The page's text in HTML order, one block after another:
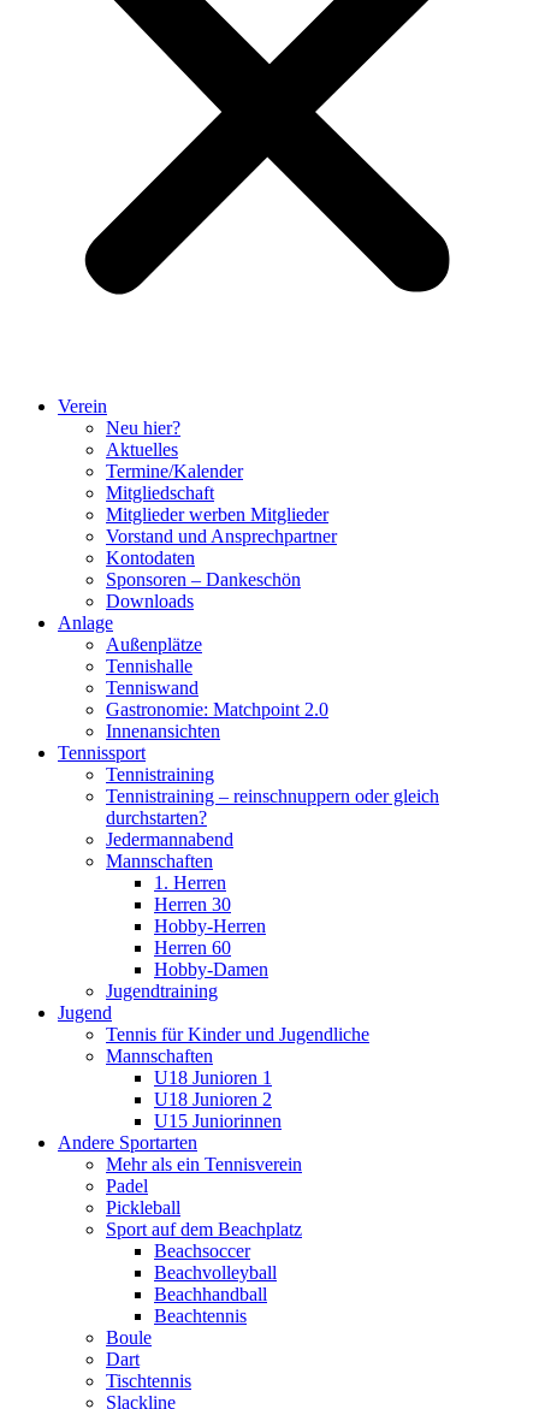
Verein
Neu hier?
Aktuelles
Termine/Kalender
Mitgliedschaft
Mitglieder werben Mitglieder
Vorstand und Ansprechpartner
Kontodaten
Sponsoren – Dankeschön
Downloads
Anlage
Außenplätze
Tennishalle
Tenniswand
Gastronomie: Matchpoint 2.0
Innenansichten
Tennissport
Tennistraining
Tennistraining – reinschnuppern oder gleich
durchstarten?
Jedermannabend
Mannschaften
1. Herren
Herren 30
Hobby-Herren
Herren 60
Hobby-Damen
Jugendtraining
Jugend
Tennis für Kinder und Jugendliche
Mannschaften
U18 Junioren 1
U18 Junioren 2
U15 Juniorinnen
Andere Sportarten
Mehr als ein Tennisverein
Padel
Pickleball
Sport auf dem Beachplatz
Beachsoccer
Beachvolleyball
Beachhandball
Beachtennis
Boule
Dart
Tischtennis
Slackline